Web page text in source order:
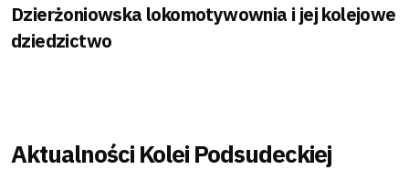
Dzierżoniowska lokomotywownia i jej kolejowe
dziedzictwo
Aktualności Kolei Podsudeckiej